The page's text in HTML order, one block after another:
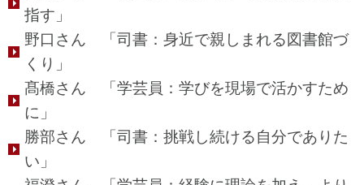
指す」
野口さん 「司書：身近で親しまれる図書館づ
くり」
髙橋さん 「学芸員：学びを現場で活かすため
に」
勝部さん 「司書：挑戦し続ける自分でありた
い」